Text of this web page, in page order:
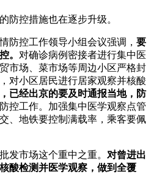
防控措施也在逐步升级。
防控工作领导小组会议强调， 要
。 对确诊病例密接者进行集中医
市场、菜市场等周边小区严格封
对小区居民进行居家观察并核酸
已经出京的要及时通报当地，防
控工作。加强集中医学观察点管
、地铁要控制满载率，乘客要佩
发市场这个重中之重。 对曾进出
酸检测并医学观察，做到全覆